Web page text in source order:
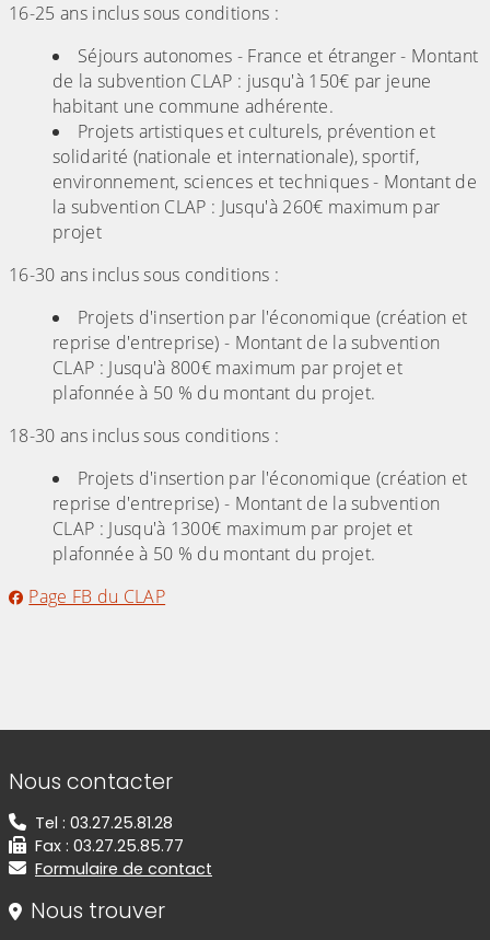
16-25 ans inclus sous conditions :
Séjours autonomes - France et étranger - Montant
de la subvention CLAP : jusqu'à 150€ par jeune
habitant une commune adhérente.
Projets artistiques et culturels, prévention et
solidarité (nationale et internationale), sportif,
environnement, sciences et techniques - Montant de
la subvention CLAP : Jusqu'à 260€ maximum par
projet
16-30 ans inclus sous conditions :
Projets d'insertion par l'économique (création et
reprise d'entreprise) - Montant de la subvention
CLAP : Jusqu'à 800€ maximum par projet et
plafonnée à 50 % du montant du projet.
18-30 ans inclus sous conditions :
Projets d'insertion par l'économique (création et
reprise d'entreprise) - Montant de la subvention
CLAP : Jusqu'à 1300€ maximum par projet et
plafonnée à 50 % du montant du projet.
Page FB du CLAP
Informations de contact
Nous contacter
Tel : 03.27.25.81.28
Fax : 03.27.25.85.77
Formulaire de contact
Nous trouver